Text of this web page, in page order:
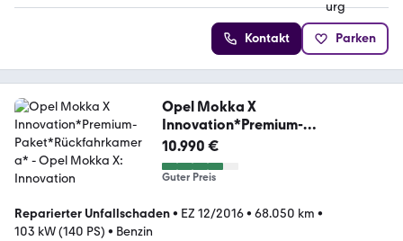
Kontakt Parken
Opel Mokka X
Innovation*Premium-
Paket*Rückfahrkamera*
10.990 €
Guter Preis
Reparierter Unfallschaden• EZ 12/2016• 68.050 km •
103 kW (140 PS) • Benzin